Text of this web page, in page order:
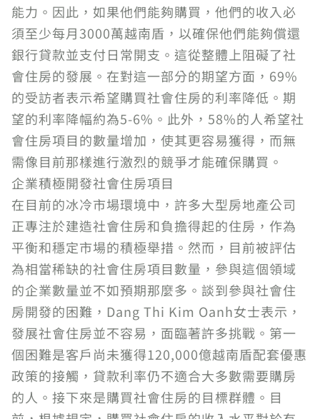
能力。因此，如果他們能夠購買，他們的收入必
須至少每月3000萬越南盾，以確保他們能夠償還
銀行貸款並支付日常開支。這從整體上阻礙了社
會住房的發展。在對這一部分的期望方面，69%
的受訪者表示希望購買社會住房的利率降低。期
望的利率降幅約為5-6%。此外，58%的人希望社
會住房項目的數量增加，使其更容易獲得，而無
需像目前那樣進行激烈的競爭才能確保購買。
企業積極開發社會住房項目
在目前的冰冷市場環境中，許多大型房地產公司
正專注於建造社會住房和負擔得起的住房，作為
平衡和穩定市場的積極舉措。然而，目前被評估
為相當稀缺的社會住房項目數量，參與這個領域
的企業數量並不如預期那麼多。談到參與社會住
房開發的困難，Dang Thi Kim Oanh女士表示，
發展社會住房並不容易，面臨著許多挑戰。第一
個困難是客戶尚未獲得120,000億越南盾配套優惠
政策的接觸，貸款利率仍不適合大多數需要購房
的人。接下來是購買社會住房的目標群體。目